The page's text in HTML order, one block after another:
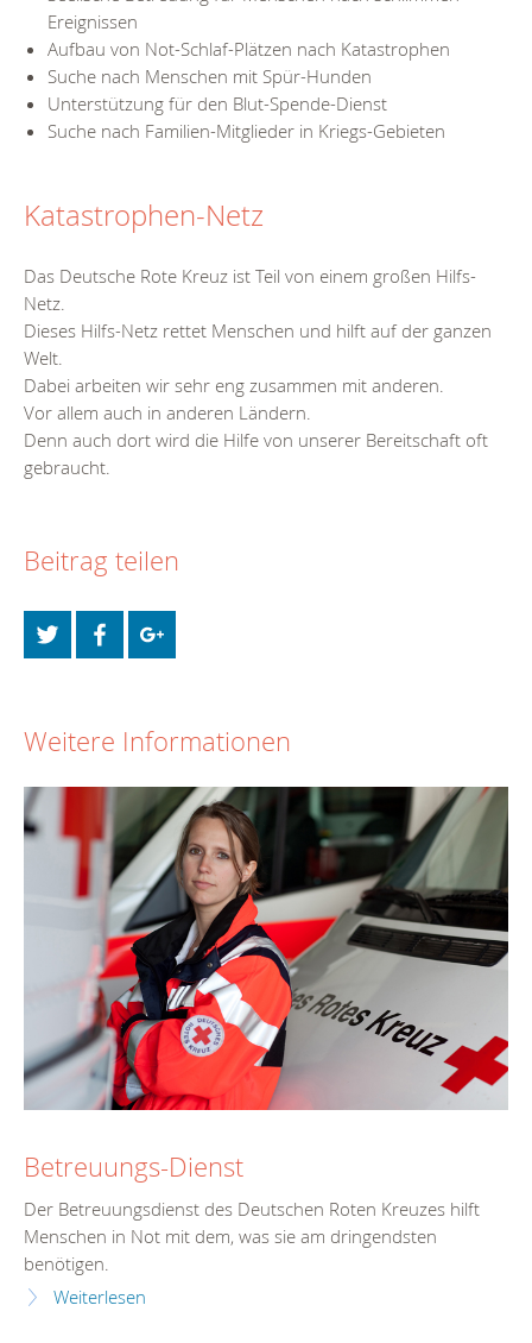
Ereignissen
Aufbau von Not-Schlaf-Plätzen nach Katastrophen
Suche nach Menschen mit Spür-Hunden
Unterstützung für den Blut-Spende-Dienst
Suche nach Familien-Mitglieder in Kriegs-Gebieten
Katastrophen-Netz
Das Deutsche Rote Kreuz ist Teil von einem großen Hilfs-
Netz.
Dieses Hilfs-Netz rettet Menschen und hilft auf der ganzen
Welt.
Dabei arbeiten wir sehr eng zusammen mit anderen.
Vor allem auch in anderen Ländern.
Denn auch dort wird die Hilfe von unserer Bereitschaft oft
gebraucht.
Beitrag teilen
Weitere Informationen
Betreuungs-Dienst
Der Betreuungsdienst des Deutschen Roten Kreuzes hilft
Menschen in Not mit dem, was sie am dringendsten
benötigen.
Weiterlesen